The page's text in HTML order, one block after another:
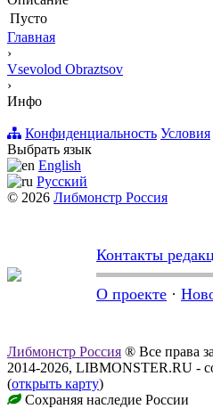
Пусто
Главная
›
Vsevolod Obraztsov
›
Инфо
Конфиденциальность Условия
Выбрать язык
English
Русский
© 2026 Либмонстр Россия
Контакты
О проекте ·
Либмонстр Россия ® Все права
2014-2026, LIBMONSTER.RU -
(открыть карту)
Сохраняя наследие России